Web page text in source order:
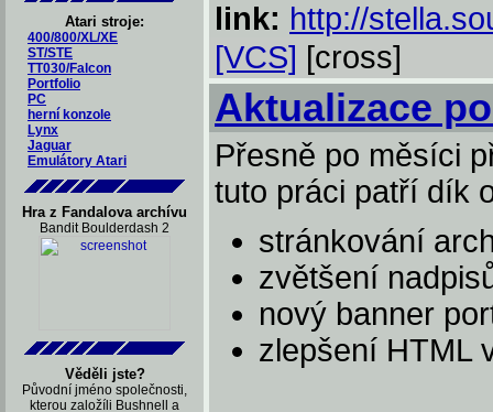
Atari stroje:
400/800/XL/XE
ST/STE
TT030/Falcon
Portfolio
PC
herní konzole
Lynx
Jaguar
Emulátory Atari
Hra z Fandalova archívu
Bandit Boulderdash 2
Věděli jste?
Původní jméno společnosti,
kterou založíli Bushnell a
link: http://
[VCS] [cross]
Aktualizace
Přesně po měsíci
tuto práci patří dík
stránkování
zvětšení
nový banner
zlepšení HTML